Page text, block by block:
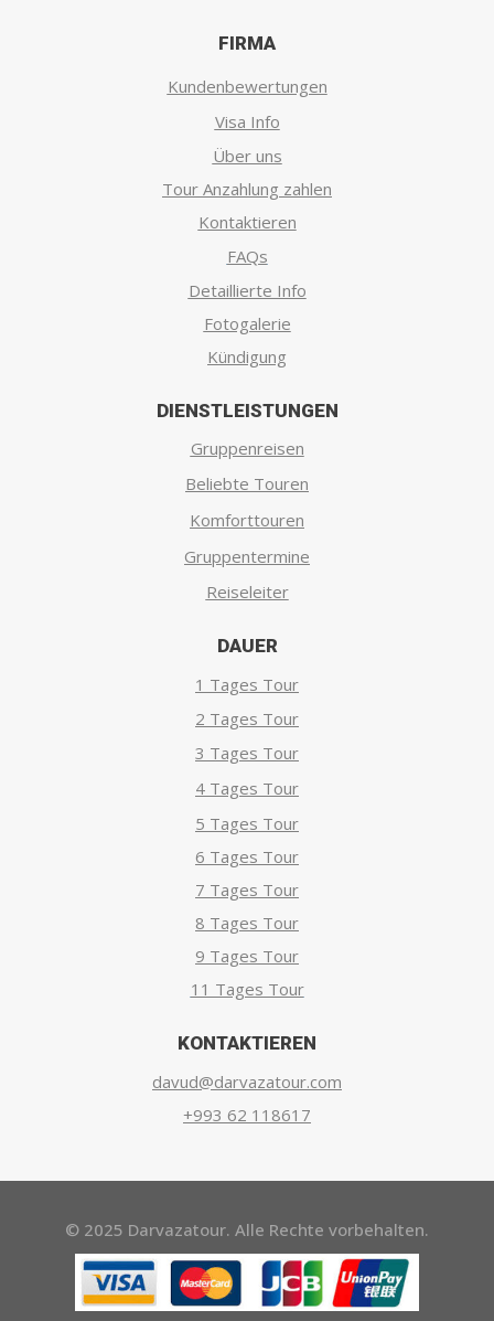
FIRMA
Kundenbewertungen
Visa Info
Über uns
Tour Anzahlung zahlen
Kontaktieren
FAQs
Detaillierte Info
Fotogalerie
Kündigung
DIENSTLEISTUNGEN
Gruppenreisen
Beliebte Touren
Komforttouren
Gruppentermine
Reiseleiter
DAUER
1 Tages Tour
2 Tages Tour
3 Tages Tour
4 Tages Tour
5 Tages Tour
6 Tages Tour
7 Tages Tour
8 Tages Tour
9 Tages Tour
11 Tages Tour
KONTAKTIEREN
davud@darvazatour.com
+993 62 118617
© 2025 Darvazatour. Alle Rechte vorbehalten.